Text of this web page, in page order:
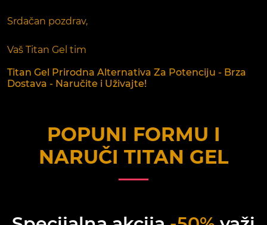
Srdačan pozdrav,
Vaš Titan Gel tim
Titan Gel Prirodna Alternativa Za Potenciju - Brza
Dostava - Naručite i Uživajte!
POPUNI FORMU I
NARUČI TITAN GEL